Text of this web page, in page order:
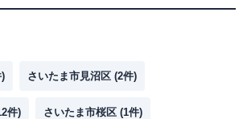
さいたま市見沼区 (2件)
件) さいたま市桜区 (1件)